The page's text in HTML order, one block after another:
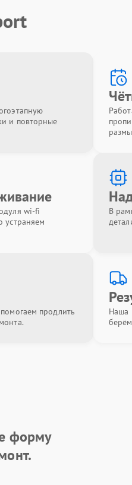
и повторные
wi-fi
устраняем
В
продлить
Наша
берём
форму